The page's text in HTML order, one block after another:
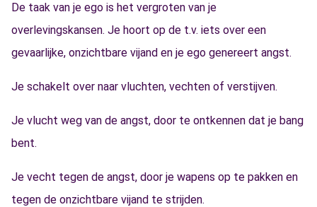
De taak van je ego is het vergroten van je
overlevingskansen. Je hoort op de t.v. iets over een
gevaarlijke, onzichtbare vijand en je ego genereert angst.
Je schakelt over naar vluchten, vechten of verstijven.
Je vlucht weg van de angst, door te ontkennen dat je bang
bent.
Je vecht tegen de angst, door je wapens op te pakken en
tegen de onzichtbare vijand te strijden.